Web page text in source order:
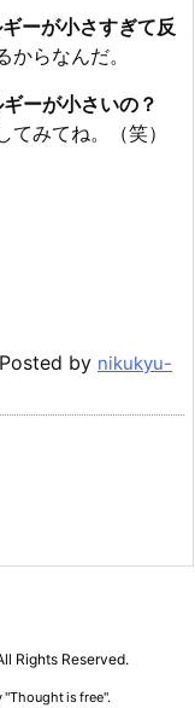
ーが小さすぎて反
らなんだ。
ーが小さいの？
みてね。（笑）
Posted by nikukyu-
Rights Reserved.
"Thought is free".